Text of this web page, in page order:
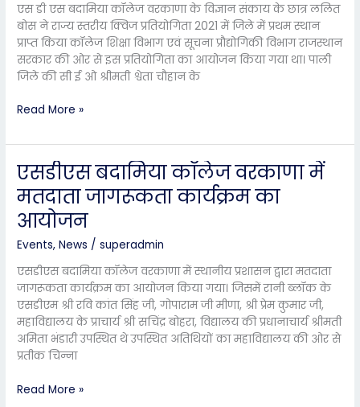
एस डी एस बदामिया कॉलेज वरकाणा के विज्ञान संकाय के छात्र ललित
बोस ने राज्य स्तरीय क्विज प्रतियोगिता 2021 में जिले में प्रथम स्थान
प्राप्त किया कॉलेज शिक्षा विभाग एवं सूचना प्रौद्योगिकी विभाग राजस्थान
सरकार की ओर से इस प्रतियोगिता का आयोजन किया गया था। पाली
जिले की सी ई ओ श्रीमती श्वेता चौहान के
Read More »
एसडीएस बदामिया कॉलेज वरकाणा में
मतदाता जागरूकता कार्यक्रम का
आयोजन
Events,News /superadmin
एसडीएस बदामिया कॉलेज वरकाणा में स्थानीय प्रशासन द्वारा मतदाता
जागरूकता कार्यक्रम का आयोजन किया गया। जिसमें रानी ब्लॉक के
एसडीएम श्री रवि कांत सिंह जी, गोपाराम जी मीणा, श्री प्रेम कुमार जी,
महाविद्यालय के प्राचार्य श्री सचिंद्र बोहरा, विद्यालय की प्रधानाचार्य श्रीमती
अमिता भंडारी उपस्थित थे उपस्थित अतिथियों का महाविद्यालय की ओर से
प्रतीक चिन्ना
एसडीएस
बदामिया
कॉलेज
वरकाणा
मतदाता
जागरूकता
कार्यक्रम
का
आयोजन
Read More »